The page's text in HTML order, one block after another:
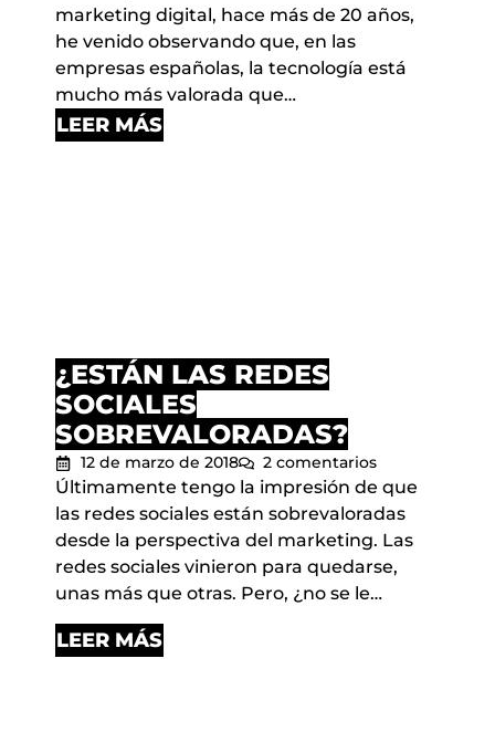
marketing digital, hace más de 20 años,
he venido observando que, en las
empresas españolas, la tecnología está
mucho más valorada que…
LEER MÁS
¿ESTÁN LAS REDES
SOCIALES
SOBREVALORADAS?
12 de marzo de 2018 2 comentarios
Últimamente tengo la impresión de que
las redes sociales están sobrevaloradas
desde la perspectiva del marketing. Las
redes sociales vinieron para quedarse,
unas más que otras. Pero, ¿no se le…
LEER MÁS